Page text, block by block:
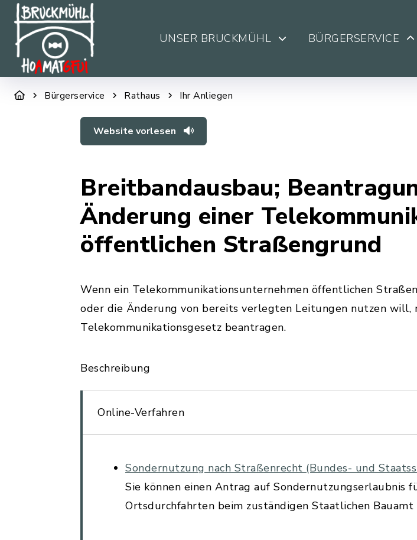
UNSER BRUCKMÜHL BÜRGERSERVICE
Bürgerservice Rathaus Ihr Anliegen
Website vorlesen
Breitbandausbau;
Änderung einer
öffentlichen Straßengrund
Wenn ein Telekommunikationsunternehmen öffentlichen
oder die Änderung von bereits verlegten Leitungen nutzen will,
Telekommunikationsgesetz beantragen.
Beschreibung
Online-Verfahren
Sondernutzung nach Straßenrecht (Bundes- und
Sie können einen Antrag auf Sondernutzungserlaubnis
Ortsdurchfahrten beim zuständigen Staatlichen Bauamt